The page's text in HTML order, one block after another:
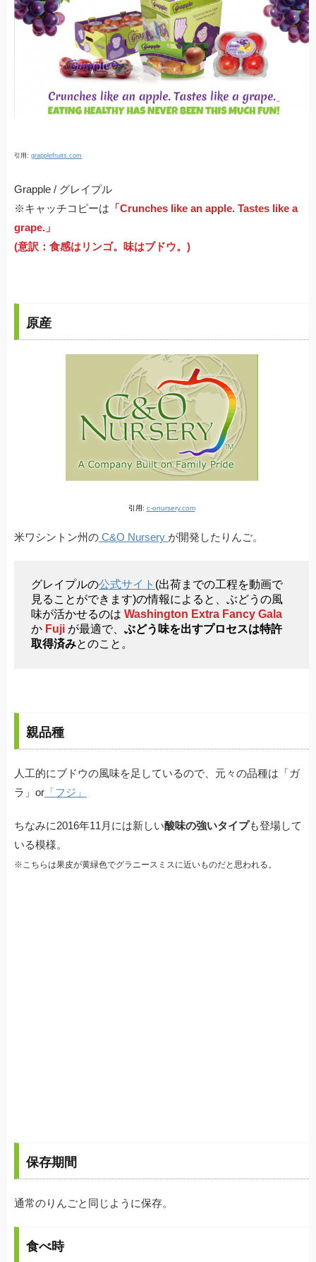
引用: grapplefruits.com
Grapple / グレイプル
※キャッチコピーは 「Crunches like an apple. Tastes like a
grape.」
(意訳：食感はリンゴ。味はブドウ。)
原産
引用: c-onursery.com
米ワシントン州の C&O Nursery が開発したりんご。
グレイプルの公式サイト (出荷までの工程を動画で
見ることができます)の情報によると、ぶどうの風
味が活かせるのは Washington Extra Fancy Gala
か Fuji が最適で、 ぶどう味を出すプロセスは特許
取得済みとのこと。
親品種
人工的にブドウの風味を足しているので、元々の品種は「ガ
ラ」or 「フジ」
ちなみに2016年11月には新しい酸味の強いタイプも登場して
いる模様。
※こちらは果皮が黄緑色でグラニースミスに近いものだと思われる。
保存期間
通常のりんごと同じように保存。
食べ時